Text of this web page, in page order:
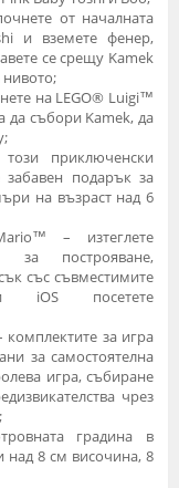
от началната
и вземете фенер,
се срещу Kamek
на LEGO® Luigi™
да събори Kamek, да
приключенски
подарък за
на възраст над 6
– изтеглете
за построяване,
със съвместимите
iOS посетете
комплектите за игра
за самостоятелна
игра, събиране
чрез
градина в
над 8 см височина, 8